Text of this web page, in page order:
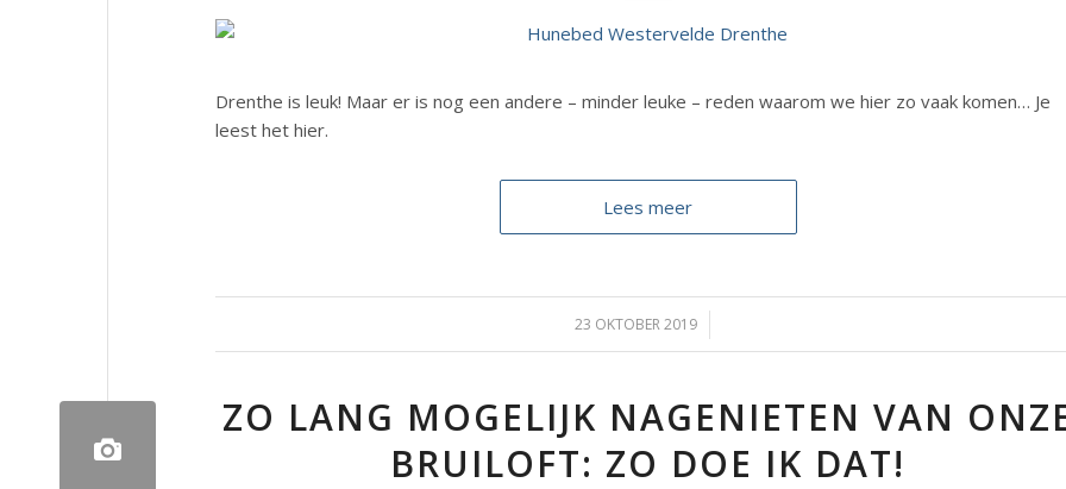
Drenthe is leuk! Maar er is nog een andere – minder leuke – reden waarom we hier zo vaak komen… Je
leest het hier.
Lees meer
23 OKTOBER 2019
/
ZO LANG MOGELIJK NAGENIETEN VAN
BRUILOFT: ZO DOE IK DAT!